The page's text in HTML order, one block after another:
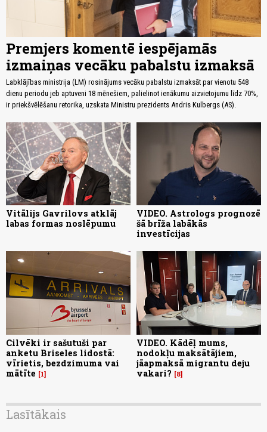
Premjers komentē iespējamās
izmaiņas vecāku pabalstu izmaksā
Labklājības ministrija (LM) rosinājums vecāku pabalstu izmaksāt par vienotu 548
dienu periodu jeb aptuveni 18 mēnešiem, palielinot ienākumu aizvietojumu līdz 70%,
ir priekšvēlēšanu retorika, uzskata Ministru prezidents Andris Kulbergs (AS).
Vitālijs Gavrilovs atklāj
labas formas noslēpumu
VIDEO. Astrologs prognozē
šā brīža labākās
investīcijas
Cilvēki ir sašutuši par
anketu Briseles lidostā:
vīrietis, bezdzimuma vai
mātīte
1
VIDEO. Kādēļ mums,
nodokļu maksātājiem,
jāapmaksā migrantu deju
vakari?
8
Lasītākais